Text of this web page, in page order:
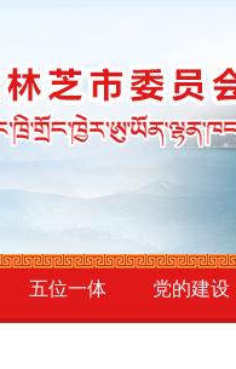
五位一体 党的建设